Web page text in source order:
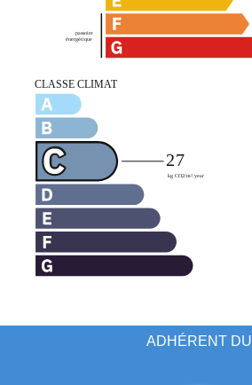
ADHÉRENT DU